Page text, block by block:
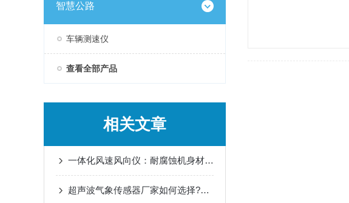
智慧公路
车辆测速仪
查看全部产品
相关文章
一体化风速风向仪：耐腐蚀机身材质，免日常维护保养
超声波气象传感器厂家如何选择?合作闭坑指南